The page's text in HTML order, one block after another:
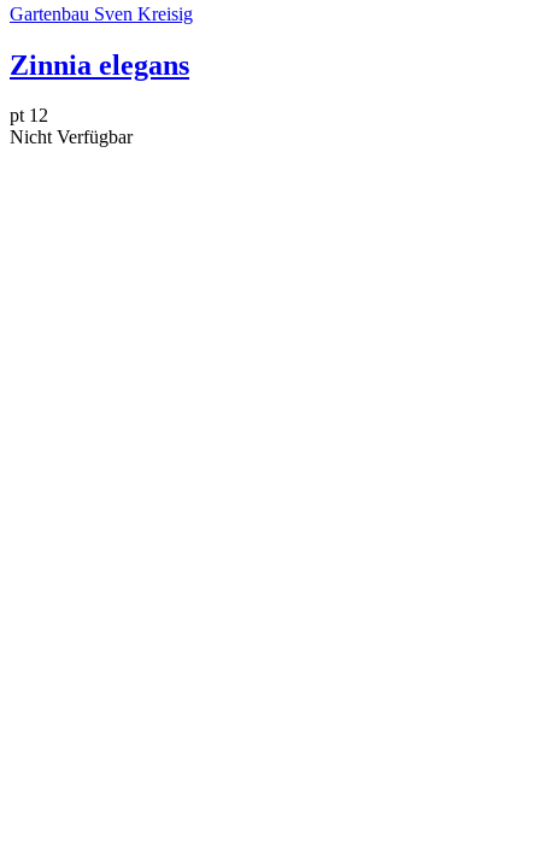
Gartenbau Sven Kreisig
Zinnia elegans
pt 12
Nicht Verfügbar